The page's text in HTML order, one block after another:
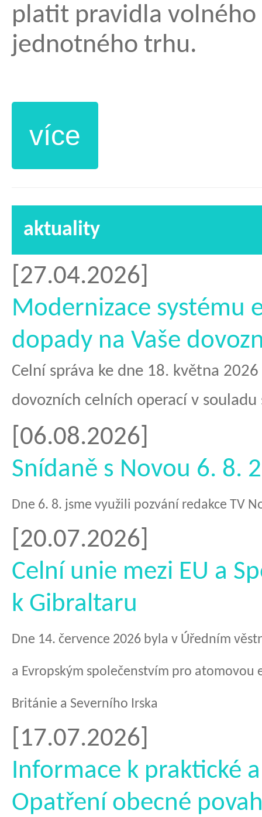
platit pravidla
jednotného trhu.
aktuality
[27.04.2026]
Modernizace systému
dopady na Vaše
Celní správa ke dne 18. května
dovozních celních operací v souladu
[06.08.2026]
Snídaně s Novou 6. 8.
​Dne 6. 8. jsme využili pozvání redakce TV
[20.07.2026]
Celní unie mezi EU a
k Gibraltaru
Dne 14. července 2026 byla v Úředním
a Evropským společenstvím pro
Británie a Severního Irska
[17.07.2026]
Informace k praktické
Opatření obecné